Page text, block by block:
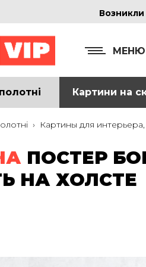
МЕНЮ
Картини на
› Картины для
ПОСТЕР
НА ХОЛСТЕ